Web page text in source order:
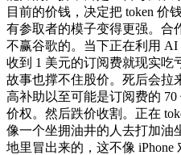
目前的价钱，决定把 token 价
有参取者的模子变得更强。合
不赢谷歌的。当下正在利用
收到 1 美元的订阅费就现实
故事也撑不住股价。死后会拉
高补助以至可能是订阅费的
价权。然后跌价收割。正在
像一个坐拥油井的人去打加
地里冒出来的，这不像